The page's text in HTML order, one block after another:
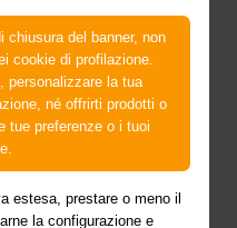
chiusura del banner, non
cookie di profilazione.
personalizzare la tua
né offrirti prodotti o
tue preferenze o i tuoi
estesa, prestare o meno il
la configurazione e
la
sui servizi di